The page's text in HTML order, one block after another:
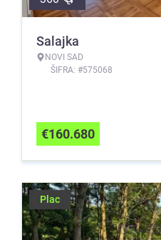
Salajka
NOVI SAD
ŠIFRA: #575068
€160.680
Plac